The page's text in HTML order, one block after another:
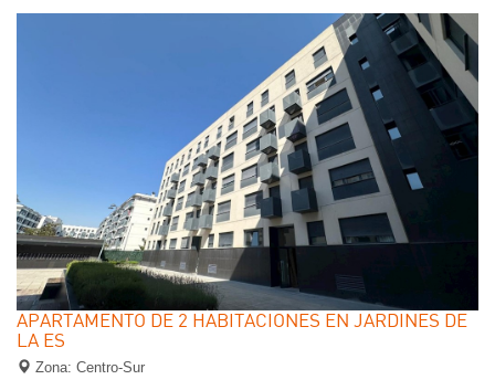
APARTAMENTO DE 2 HABITACIONES EN JARDINES DE
LA ES
Zona: Centro-Sur